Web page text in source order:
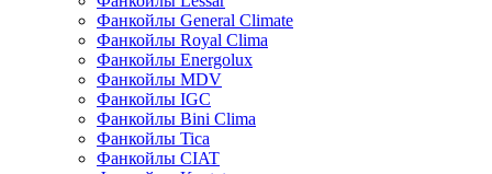
Фанкойлы General Climate
Фанкойлы Royal Clima
Фанкойлы Energolux
Фанкойлы MDV
Фанкойлы IGC
Фанкойлы Bini Clima
Фанкойлы Tica
Фанкойлы CIAT